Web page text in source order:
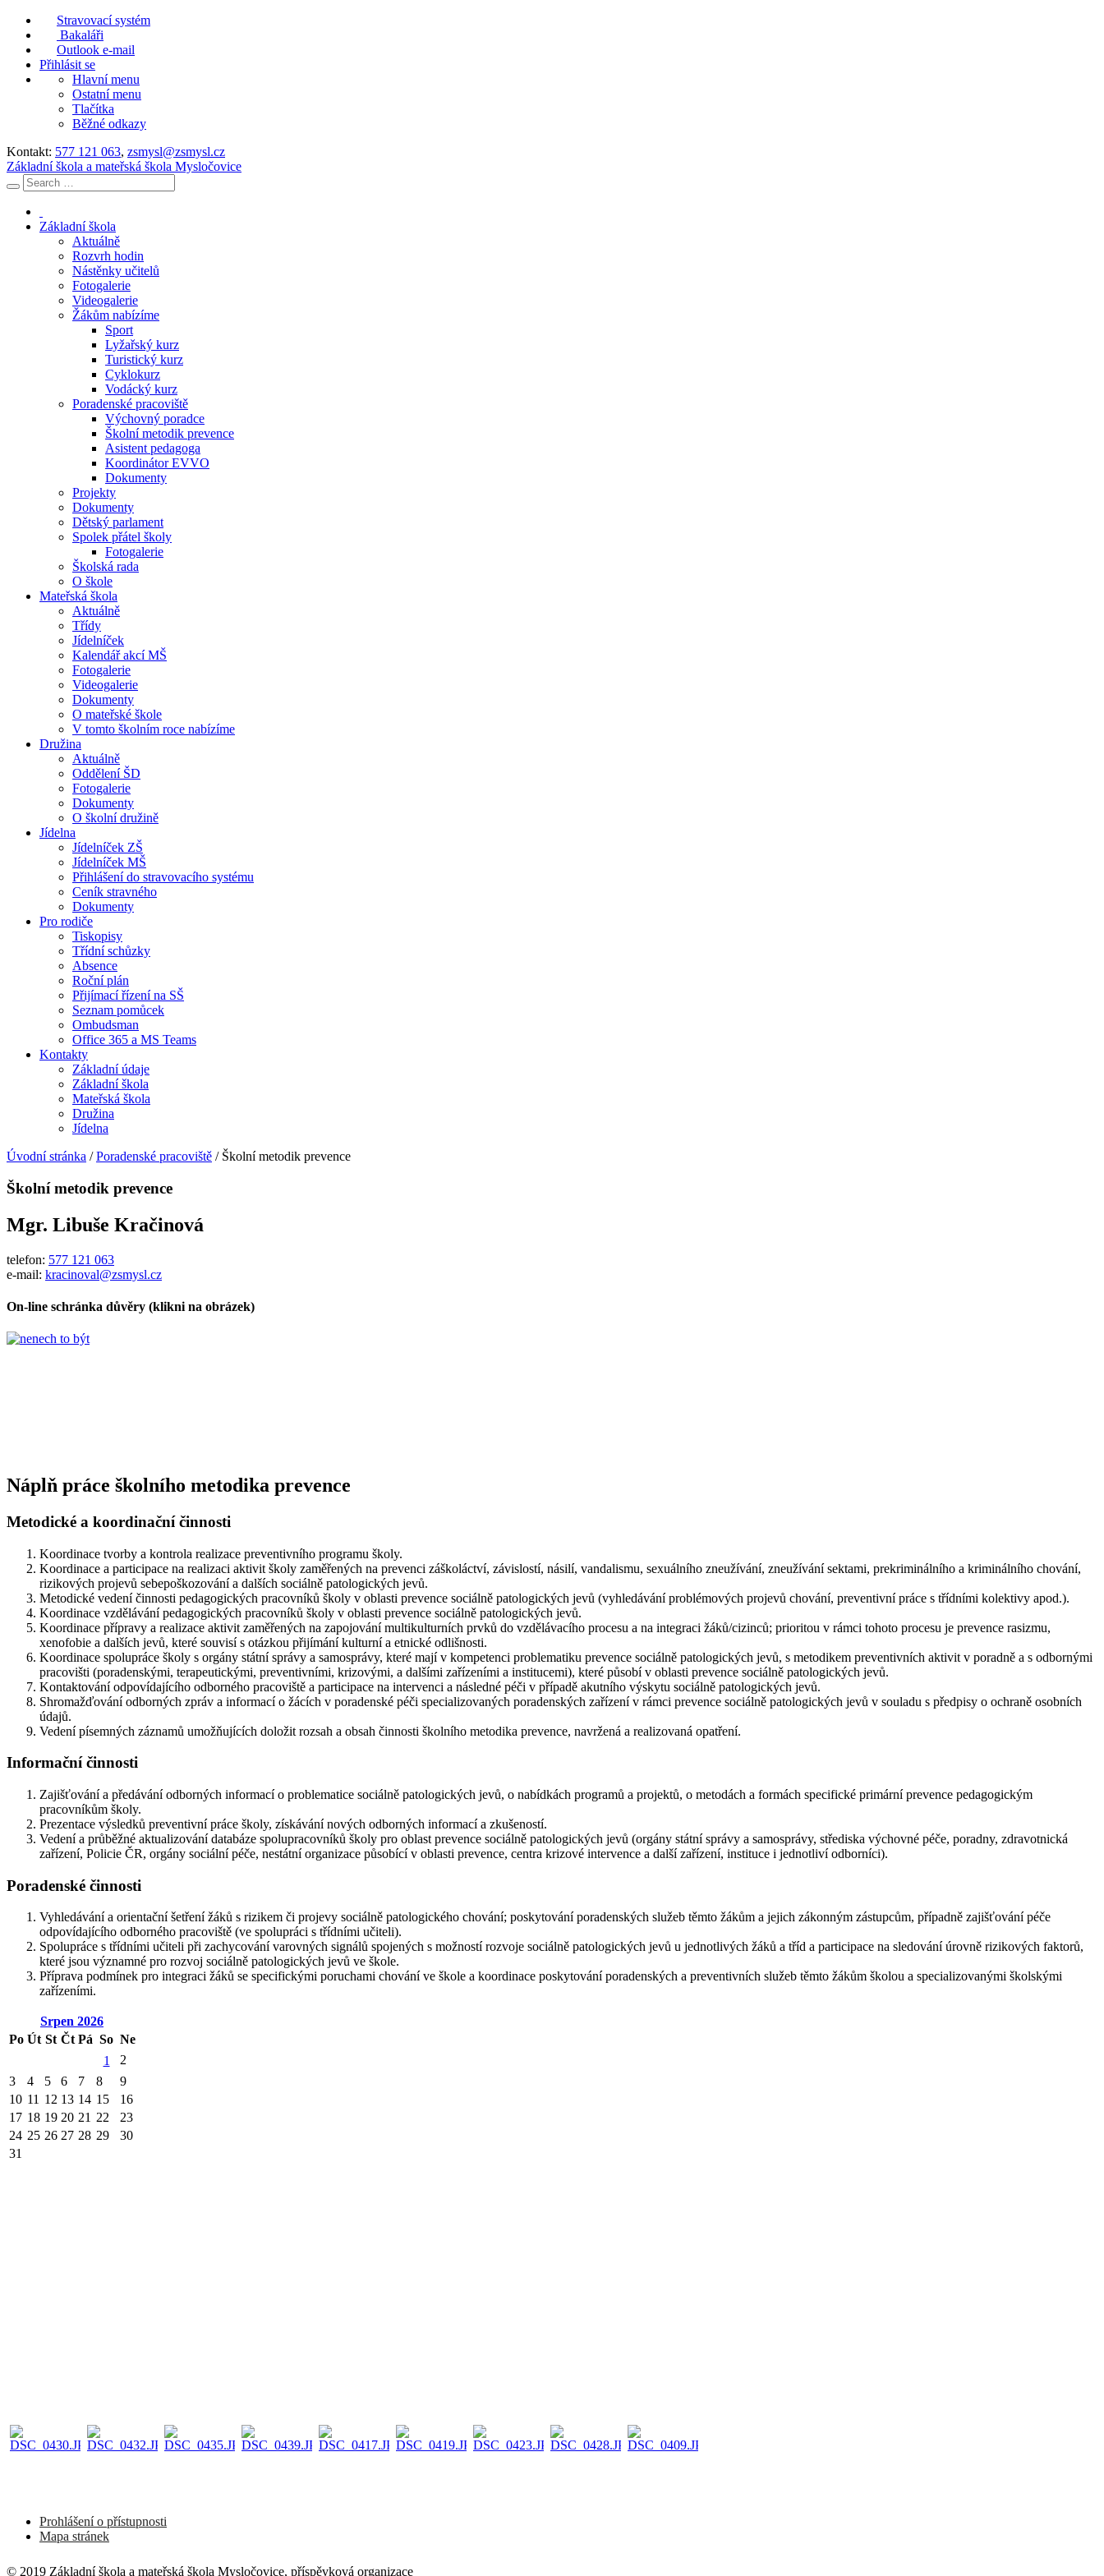
Stravovací systém
Bakaláři
Outlook e-mail
Přihlásit se
Hlavní menu
Ostatní menu
Tlačítka
Běžné odkazy
Kontakt: 577 121 063, zsmysl@zsmysl.cz
Základní škola a mateřská škola Mysločovice
Základní škola
Aktuálně
Rozvrh hodin
Nástěnky učitelů
Fotogalerie
Videogalerie
Žákům nabízíme
Sport
Lyžařský kurz
Turistický kurz
Cyklokurz
Vodácký kurz
Poradenské pracoviště
Výchovný poradce
Školní metodik prevence
Asistent pedagoga
Koordinátor EVVO
Dokumenty
Projekty
Dokumenty
Dětský parlament
Spolek přátel školy
Fotogalerie
Školská rada
O škole
Mateřská škola
Aktuálně
Třídy
Jídelníček
Kalendář akcí MŠ
Fotogalerie
Videogalerie
Dokumenty
O mateřské škole
V tomto školním roce nabízíme
Družina
Aktuálně
Oddělení ŠD
Fotogalerie
Dokumenty
O školní družině
Jídelna
Jídelníček ZŠ
Jídelníček MŠ
Přihlášení do stravovacího systému
Ceník stravného
Dokumenty
Pro rodiče
Tiskopisy
Třídní schůzky
Absence
Roční plán
Přijímací řízení na SŠ
Seznam pomůcek
Ombudsman
Office 365 a MS Teams
Kontakty
Základní údaje
Základní škola
Mateřská škola
Družina
Jídelna
Úvodní stránka /Poradenské pracoviště / Školní metodik prevence
Školní metodik prevence
Mgr. Libuše Kračinová
telefon: 577 121 063
e-mail: kracinoval@zsmysl.cz
On-line schránka důvěry (klikni na obrázek)
Náplň práce školního metodika prevence
Metodické a koordinační činnosti
Koordinace tvorby a kontrola realizace preventivního programu školy.
Koordinace a participace na realizaci aktivit školy zaměřených na prevenci záškoláctví, závislostí, násilí, vandalismu, sexuálního zneužívání, zneužívání sektami, prekriminálního a kriminálního chování,
rizikových projevů sebepoškozování a dalších sociálně patologických jevů.
Metodické vedení činnosti pedagogických pracovníků školy v oblasti prevence sociálně patologických jevů (vyhledávání problémových projevů chování, preventivní práce s třídními kolektivy apod.).
Koordinace vzdělávání pedagogických pracovníků školy v oblasti prevence sociálně patologických jevů.
Koordinace přípravy a realizace aktivit zaměřených na zapojování multikulturních prvků do vzdělávacího procesu a na integraci žáků/cizinců; prioritou v rámci tohoto procesu je prevence rasizmu,
xenofobie a dalších jevů, které souvisí s otázkou přijímání kulturní a etnické odlišnosti.
Koordinace spolupráce školy s orgány státní správy a samosprávy, které mají v kompetenci problematiku prevence sociálně patologických jevů, s metodikem preventivních aktivit v poradně a s odbornými
pracovišti (poradenskými, terapeutickými, preventivními, krizovými, a dalšími zařízeními a institucemi), které působí v oblasti prevence sociálně patologických jevů.
Kontaktování odpovídajícího odborného pracoviště a participace na intervenci a následné péči v případě akutního výskytu sociálně patologických jevů.
Shromažďování odborných zpráv a informací o žácích v poradenské péči specializovaných poradenských zařízení v rámci prevence sociálně patologických jevů v souladu s předpisy o ochraně osobních
údajů.
Vedení písemných záznamů umožňujících doložit rozsah a obsah činnosti školního metodika prevence, navržená a realizovaná opatření.
Informační činnosti
Zajišťování a předávání odborných informací o problematice sociálně patologických jevů, o nabídkách programů a projektů, o metodách a formách specifické primární prevence pedagogickým
pracovníkům školy.
Prezentace výsledků preventivní práce školy, získávání nových odborných informací a zkušeností.
Vedení a průběžné aktualizování databáze spolupracovníků školy pro oblast prevence sociálně patologických jevů (orgány státní správy a samosprávy, střediska výchovné péče, poradny, zdravotnická
zařízení, Policie ČR, orgány sociální péče, nestátní organizace působící v oblasti prevence, centra krizové intervence a další zařízení, instituce i jednotliví odborníci).
Poradenské činnosti
Vyhledávání a orientační šetření žáků s rizikem či projevy sociálně patologického chování; poskytování poradenských služeb těmto žákům a jejich zákonným zástupcům, případně zajišťování péče
odpovídajícího odborného pracoviště (ve spolupráci s třídními učiteli).
Spolupráce s třídními učiteli při zachycování varovných signálů spojených s možností rozvoje sociálně patologických jevů u jednotlivých žáků a tříd a participace na sledování úrovně rizikových faktorů,
které jsou významné pro rozvoj sociálně patologických jevů ve škole.
Příprava podmínek pro integraci žáků se specifickými poruchami chování ve škole a koordinace poskytování poradenských a preventivních služeb těmto žákům školou a specializovanými školskými
zařízeními.
Srpen 2026
Po Út St Čt Pá So Ne
1
2
3
4 5 6 7 8
9
10 11 12 13 14 15
16
17 18 19 20 21 22
23
24 25 26 27 28 29
30
31
Prohlášení o přístupnosti
Mapa stránek
© 2019 Základní škola a mateřská škola Mysločovice, příspěvková organizace